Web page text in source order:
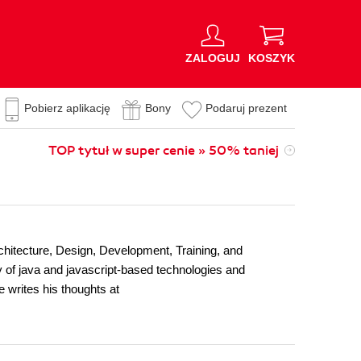
ZALOGUJ KOSZYK
Pobierz aplikację Bony Podaruj prezent
TOP tytuł w super cenie » 50% taniej
Design, Development, Training, and
java and javascript-based technologies and
writes his thoughts at